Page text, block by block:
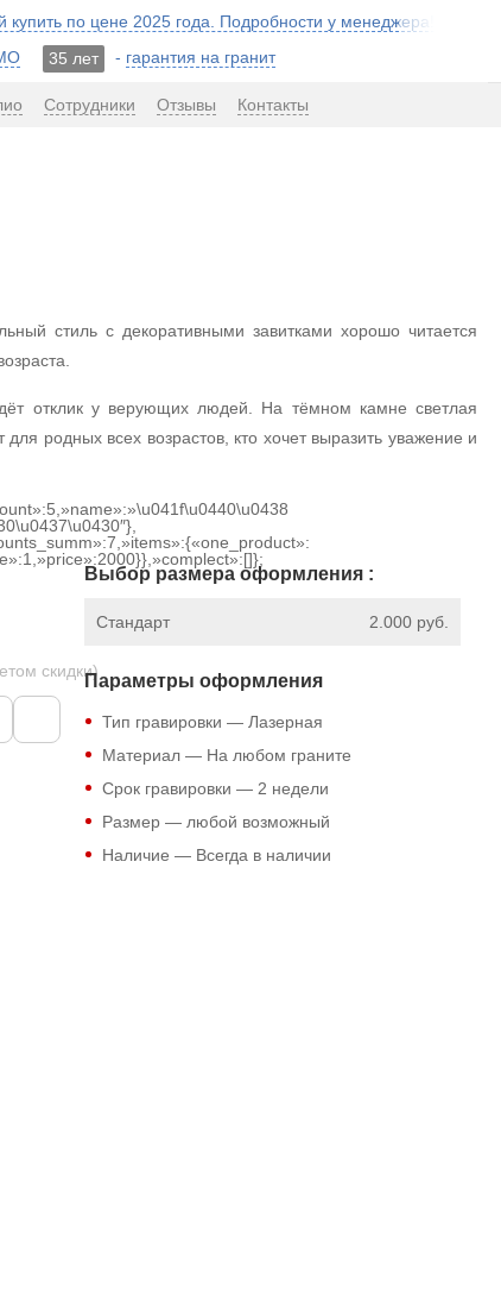
купить по цене 2025 года. Подробности у менеджера!
35 лет - гарантия на гранит
Сотрудники Отзывы Контакты
стиль с декоративными завитками хорошо читается
отклик у верующих людей. На тёмном камне светлая
родных всех возрастов, кто хочет выразить уважение и
скидки)
Выбор размера оформления :
2.000 руб.
Стандарт
Параметры оформления
Тип гравировки — Лазерная
Материал — На любом граните
Срок гравировки — 2 недели
Размер — любой возможный
Наличие — Всегда в наличии